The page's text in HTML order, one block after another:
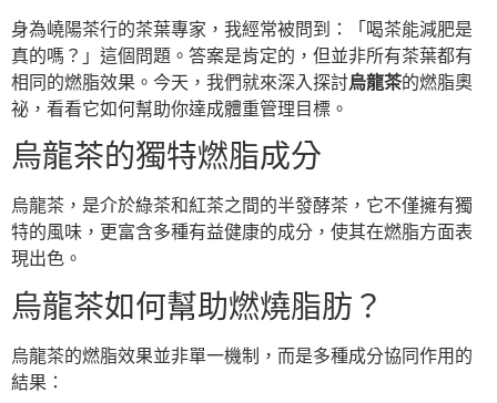
身為嶢陽茶行的茶葉專家，我經常被問到：「喝茶能減肥是
真的嗎？」這個問題。答案是肯定的，但並非所有茶葉都有
相同的燃脂效果。今天，我們就來深入探討烏龍茶的燃脂奧
祕，看看它如何幫助你達成體重管理目標。
烏龍茶的獨特燃脂成分
烏龍茶，是介於綠茶和紅茶之間的半發酵茶，它不僅擁有獨
特的風味，更富含多種有益健康的成分，使其在燃脂方面表
現出色。
烏龍茶如何幫助燃燒脂肪？
烏龍茶的燃脂效果並非單一機制，而是多種成分協同作用的
結果：